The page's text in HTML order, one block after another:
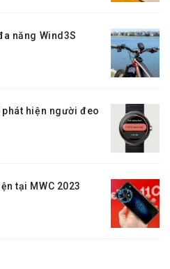
năng Wind3S
hiện người đeo
tại MWC 2023